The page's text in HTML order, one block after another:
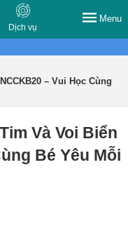
Dịch vụ
Menu
– Vui Học Cùng
Và Voi Biển
Bé Yêu Mỗi